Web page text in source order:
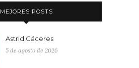
MEJORES POSTS
Astrid Cáceres
5 de agosto de 2026